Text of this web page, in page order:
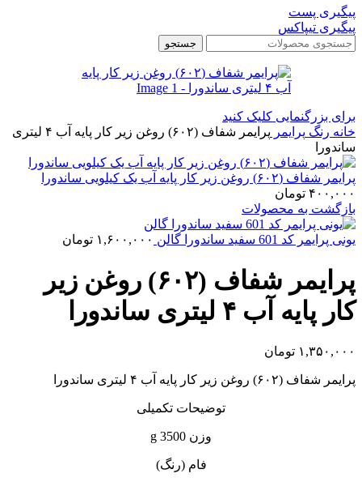
پیگیری پست
پیگیری تیپاکس
جستجو
برای بزرگنمایی کلیک کنید
خانه رنگ پرایمر
پرایمر شفاف (۶۰۲) روغن زیر کار پایه آب ۴ لیتری
ساندورا
پرایمر شفاف (۶۰۲) روغن زیر کار پایه آب یک کیلویی ساندورا
۴۰۰,۰۰۰ تومان
بازگشت به محصولات
یونی پرایمر کد 601 سفید ساندورا گالن ۱,۶۰۰,۰۰۰ تومان
پرایمر شفاف (۶۰۲) روغن زیر
کار پایه آب ۴ لیتری ساندورا
۱,۳۵۰,۰۰۰ تومان
پرایمر شفاف (۶۰۲) روغن زیر کار پایه آب ۴ لیتری ساندورا
توضیحات تکمیلی
وزن 3500 g
فام (رنگ)